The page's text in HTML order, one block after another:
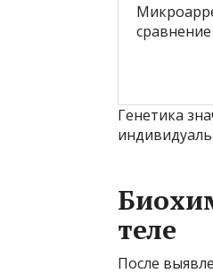
Генетика
теле
После